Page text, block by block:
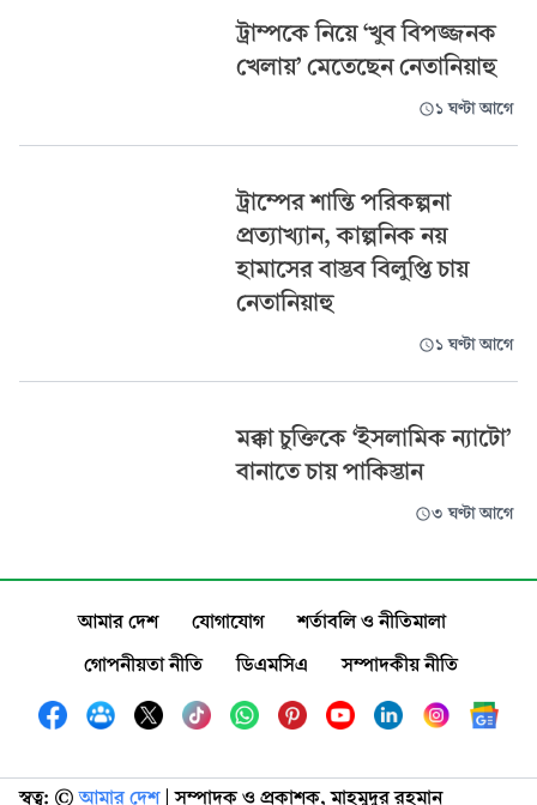
ট্রাম্পকে নিয়ে ‘খুব বিপজ্জনক
খেলায়’ মেতেছেন নেতানিয়াহু
১ ঘণ্টা আগে
ট্রাম্পের শান্তি পরিকল্পনা
প্রত্যাখ্যান, কাল্পনিক নয়
হামাসের বাস্তব বিলুপ্তি চায়
নেতানিয়াহু
১ ঘণ্টা আগে
মক্কা চুক্তিকে ‘ইসলামিক ন্যাটো’
বানাতে চায় পাকিস্তান
৩ ঘণ্টা আগে
আমার দেশ যোগাযোগ
শর্তাবলি ও নীতিমালা
গোপনীয়তা নীতি
ডিএমসিএ সম্পাদকীয় নীতি
স্বত্ব: ©️ আমার দেশ| সম্পাদক ও প্রকাশক, মাহমুদুর রহমান